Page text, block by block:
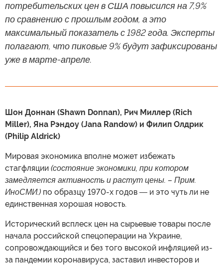
потребительских цен в США повысился на 7,9%
по сравнению с прошлым годом, а это
максимальный показатель с 1982 года. Эксперты
полагают, что пиковые 9% будут зафиксированы
уже в марте-апреле.
Шон Доннан (Shawn Donnan), Рич Миллер (Rich
Miller), Яна Рэндоу (Jana Randow) и Филип Олдрик
(Philip Aldrick)
Мировая экономика вполне может избежать
стагфляции (состояние экономики, при котором
замедляется активность и растут цены. – Прим.
ИноСМИ.) по образцу 1970-х годов ― и это чуть ли не
единственная хорошая новость.
Исторический всплеск цен на сырьевые товары после
начала российской спецоперации на Украине,
сопровождающийся и без того высокой инфляцией из-
за пандемии коронавируса, заставил инвесторов и